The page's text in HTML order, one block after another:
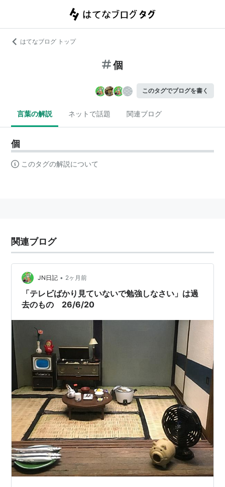
はてなブログ トップ
個
このタグでブログを書く
言葉の解説 ネットで話題 関連ブログ
個
このタグの解説について
関連ブログ
JN日記 • 2ヶ月前
「テレビばかり見ていないで勉強しなさい」は過
去のもの 26/6/20